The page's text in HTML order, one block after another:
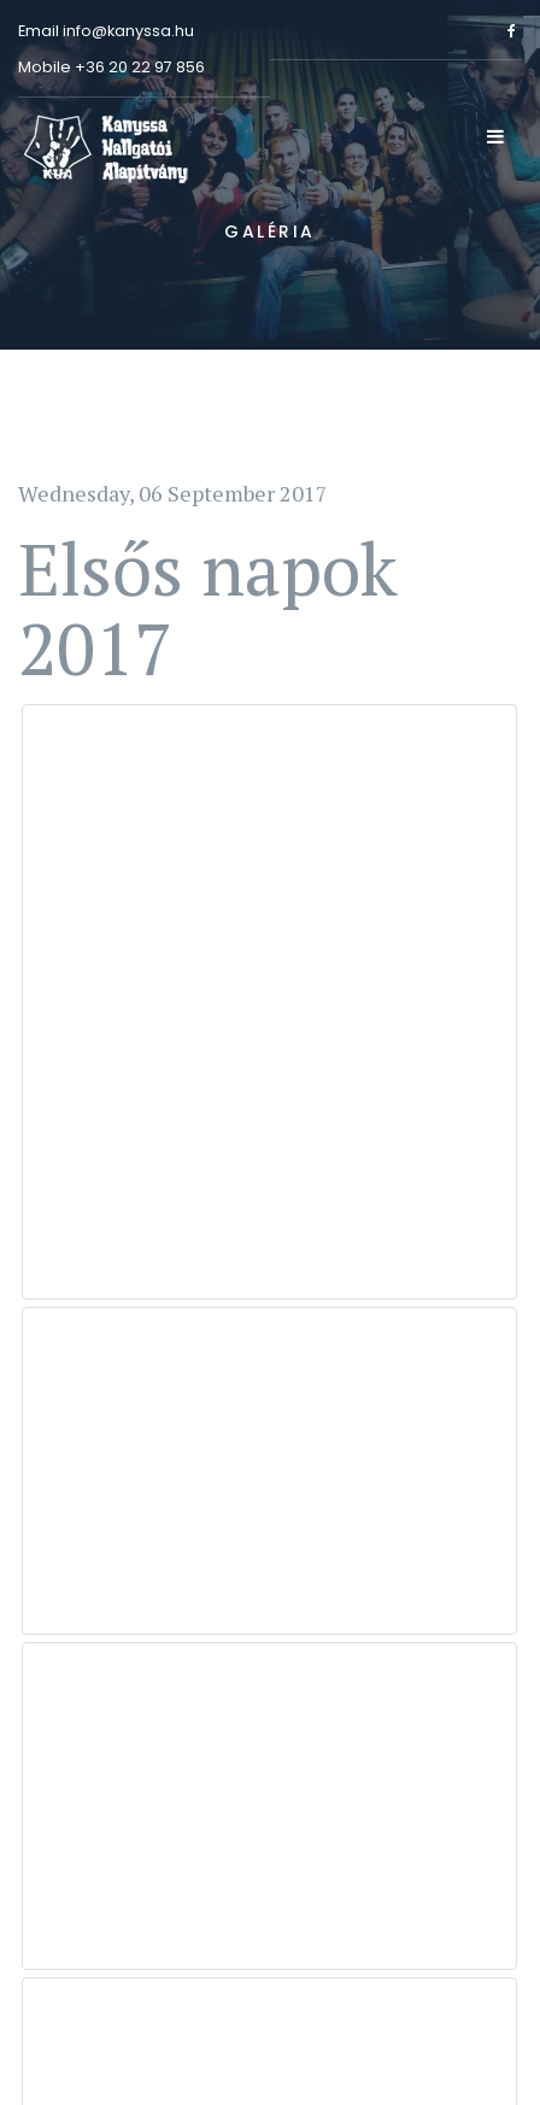
Email info@kanyssa.hu
Mobile +36 20 22 97 856
GALÉRIA
Wednesday, 06 September 2017
Elsős napok
2017